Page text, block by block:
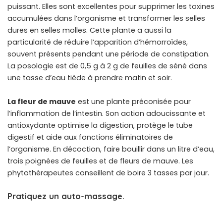
puissant. Elles sont excellentes pour supprimer les toxines
accumulées dans l’organisme et transformer les selles
dures en selles molles. Cette plante a aussi la
particularité de réduire l’apparition d’hémorroïdes,
souvent présents pendant une période de constipation.
La posologie est de 0,5 g à 2 g de feuilles de séné dans
une tasse d’eau tiède à prendre matin et soir.
La fleur de mauve est une plante préconisée pour
l’inflammation de l’intestin. Son action adoucissante et
antioxydante optimise la digestion, protège le tube
digestif et aide aux fonctions éliminatoires de
l’organisme. En décoction, faire bouillir dans un litre d’eau,
trois poignées de feuilles et de fleurs de mauve. Les
phytothérapeutes conseillent de boire 3 tasses par jour.
Pratiquez un auto-massage.